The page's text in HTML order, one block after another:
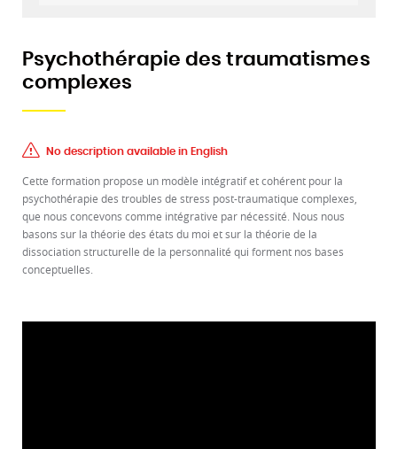
Psychothérapie des traumatismes
complexes
No description available in English
Cette formation propose un modèle intégratif et cohérent pour la
psychothérapie des troubles de stress post-traumatique complexes,
que nous concevons comme intégrative par nécessité. Nous nous
basons sur la théorie des états du moi et sur la théorie de la
dissociation structurelle de la personnalité qui forment nos bases
conceptuelles.